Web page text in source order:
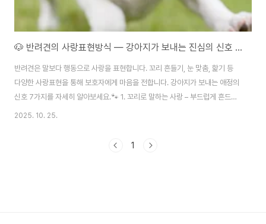
🐶 반려견의 사랑표현방식 — 강아지가 보내는 진심의 신호 7가지
반려견은 말보다 행동으로 사랑을 표현합니다. 꼬리 흔들기, 눈 맞춤, 핥기 등
다양한 사랑표현을 통해 보호자에게 마음을 전합니다. 강아지가 보내는 애정의
신호 7가지를 자세히 알아보세요.🐾 1. 꼬리로 말하는 사랑 – 부드럽게 흔드는
꼬리강아지가 꼬리를 좌우로 부드럽게 흔들며 다가올 때는 “너무 반가워요!”라
감정과 안정감을 의미하죠.반면 꼬리를 세우거나 뻣뻣하게 흔드는 건 경계심이
2025. 10. 25.
1